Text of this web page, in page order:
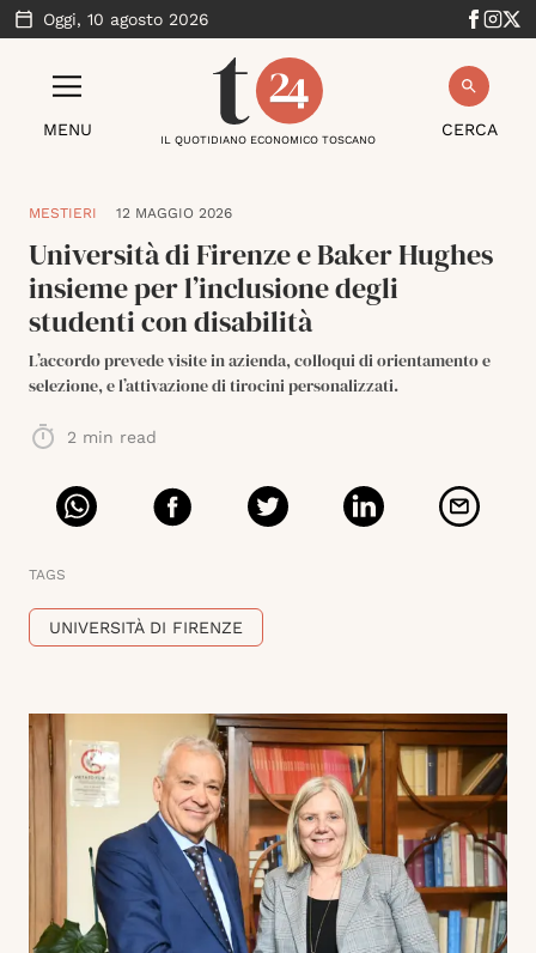
Oggi, 10 agosto 2026
MENU CERCA
IL QUOTIDIANO ECONOMICO TOSCANO
MESTIERI 12 MAGGIO 2026
Università di Firenze e Baker Hughes
insieme per l’inclusione degli
studenti con disabilità
L’accordo prevede visite in azienda, colloqui di orientamento e
selezione, e l’attivazione di tirocini personalizzati.
2 min read
TAGS
UNIVERSITÀ DI FIRENZE